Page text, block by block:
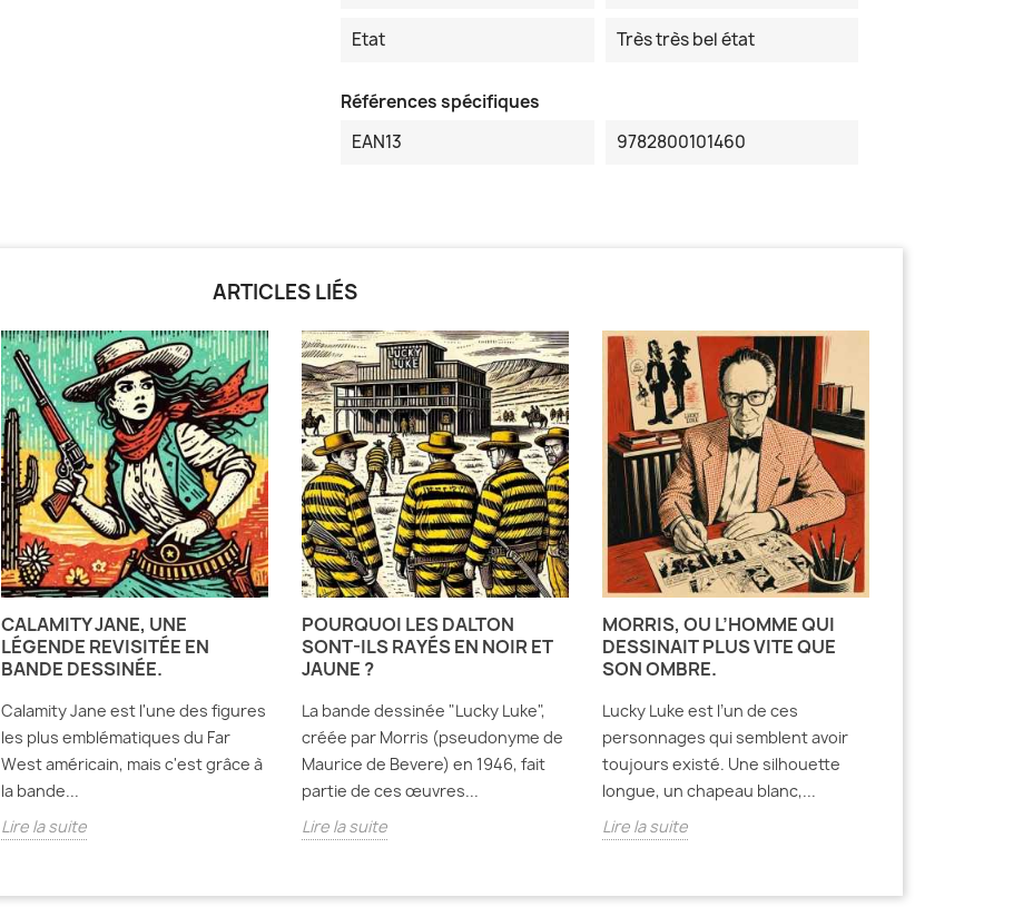
Etat Très très bel état
Références spécifiques
EAN13
9782800101460
ARTICLES LIÉS
CALAMITY JANE, UNE
LÉGENDE REVISITÉE EN
BANDE DESSINÉE.
Calamity Jane est l'une des figures
les plus emblématiques du Far
West américain, mais c'est grâce à
la bande...
Lire la suite
POURQUOI LES DALTON
SONT-ILS RAYÉS EN NOIR ET
JAUNE ?
La bande dessinée "Lucky Luke",
créée par Morris (pseudonyme de
Maurice de Bevere) en 1946, fait
partie de ces œuvres...
Lire la suite
MORRIS, OU L’HOMME QUI
DESSINAIT PLUS VITE QUE
SON OMBRE.
Lucky Luke est l’un de ces
personnages qui semblent avoir
toujours existé. Une silhouette
longue, un chapeau blanc,...
Lire la suite